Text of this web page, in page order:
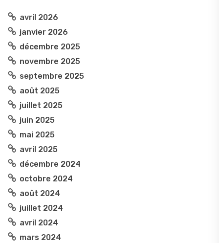
avril 2026
janvier 2026
décembre 2025
novembre 2025
septembre 2025
août 2025
juillet 2025
juin 2025
mai 2025
avril 2025
décembre 2024
octobre 2024
août 2024
juillet 2024
avril 2024
mars 2024